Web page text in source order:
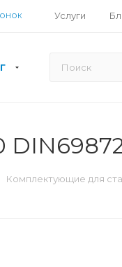
Услуги
Комплектующие для